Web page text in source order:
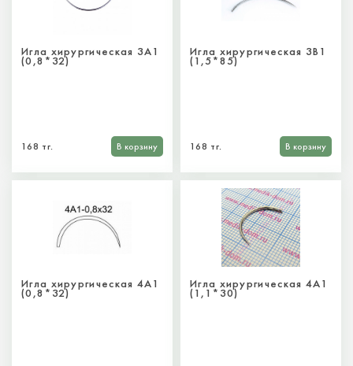
Игла хирургическая 3А1
(0,8*32)
168 тг. В корзину
Игла хирургическая 3В1
(1,5*85)
168 тг. В корзину
Игла хирургическая 4А1
(0,8*32)
Игла хирургическая 4А1
(1,1*30)